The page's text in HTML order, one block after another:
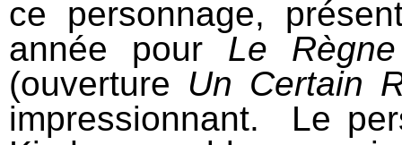
ce personnage,
année pour Le
(ouverture Un Certain
impressionnant. Le